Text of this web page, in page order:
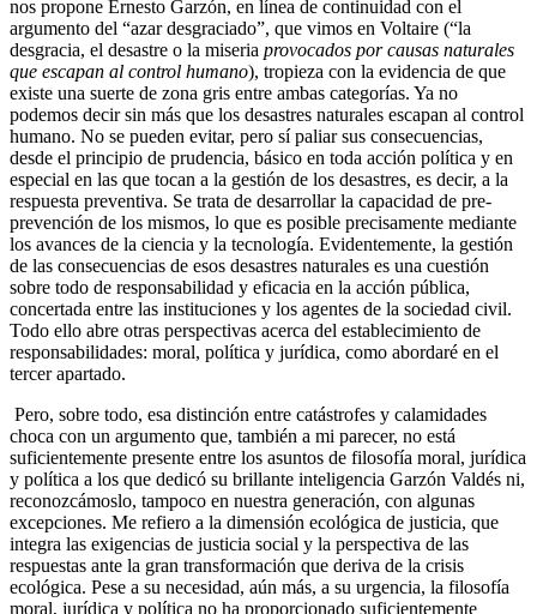
nos propone Ernesto Garzón, en línea de continuidad con el
argumento del “azar desgraciado”, que vimos en Voltaire (“la
desgracia, el desastre o la miseria provocados por causas naturales
que escapan al control humano), tropieza con la evidencia de que
existe una suerte de zona gris entre ambas categorías. Ya no
podemos decir sin más que los desastres naturales escapan al control
humano. No se pueden evitar, pero sí paliar sus consecuencias,
desde el principio de prudencia, básico en toda acción política y en
especial en las que tocan a la gestión de los desastres, es decir, a la
respuesta preventiva. Se trata de desarrollar la capacidad de pre-
prevención de los mismos, lo que es posible precisamente mediante
los avances de la ciencia y la tecnología. Evidentemente, la gestión
de las consecuencias de esos desastres naturales es una cuestión
sobre todo de responsabilidad y eficacia en la acción pública,
concertada entre las instituciones y los agentes de la sociedad civil.
Todo ello abre otras perspectivas acerca del establecimiento de
responsabilidades: moral, política y jurídica, como abordaré en el
tercer apartado.
Pero, sobre todo, esa distinción entre catástrofes y calamidades
choca con un argumento que, también a mi parecer, no está
suficientemente presente entre los asuntos de filosofía moral, jurídica
y política a los que dedicó su brillante inteligencia Garzón Valdés ni,
reconozcámoslo, tampoco en nuestra generación, con algunas
excepciones. Me refiero a la dimensión ecológica de justicia, que
integra las exigencias de justicia social y la perspectiva de las
respuestas ante la gran transformación que deriva de la crisis
ecológica. Pese a su necesidad, aún más, a su urgencia, la filosofía
moral, jurídica y política no ha proporcionado suficientemente